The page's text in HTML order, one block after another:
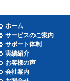
ホーム
サービスのご案内
サポート体制
実績紹介
お客様の声
会社案内